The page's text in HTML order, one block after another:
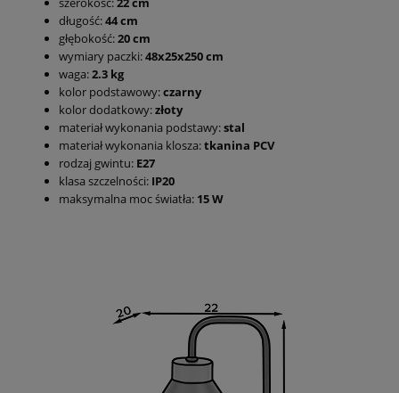
długość:44 cm
głębokość:20 cm
wymiary paczki:48x25x250 cm
waga:2.3 kg
kolor podstawowy:czarny
kolor dodatkowy:złoty
materiał wykonania podstawy:stal
materiał wykonania klosza:tkanina PCV
rodzaj gwintu: E27
klasa szczelności: IP20
maksymalna moc światła: 15 W